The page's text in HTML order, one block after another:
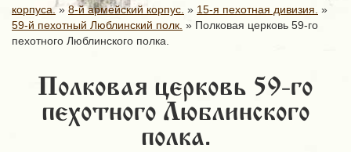
корпуса.» 8-й армейский корпус. » 15-я пехотная дивизия. »
59-й пехотный Люблинский полк. » Полковая церковь 59-го
пехотного Люблинского полка.
Полковая церковь 59-го
пехотного Люблинского
полка.